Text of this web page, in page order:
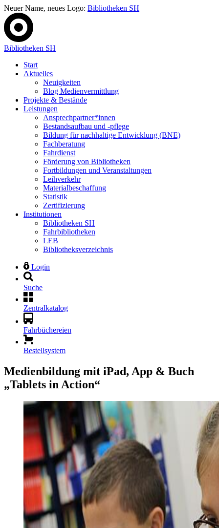
Neuer Name, neues Logo: Bibliotheken SH
Bibliotheken SH
Start
Aktuelles
Neuigkeiten
Blog Medienvermittlung
Projekte & Bestände
Leistungen
Ansprechpartner*innen
Bestandsaufbau und -pflege
Bildung für nachhaltige Entwicklung (BNE)
Fachberatung
Fahrdienst
Förderung von Bibliotheken
Fortbildungen und Veranstaltungen
Leihverkehr
Materialbeschaffung
Statistik
Zertifizierung
Institutionen
Bibliotheken SH
Fahrbibliotheken
LEB
Bibliotheksverzeichnis
Login
Suche
Zentralkatalog
Fahrbüchereien
Bestellsystem
Medienbildung mit iPad, App & Buch
„Tablets in Action“